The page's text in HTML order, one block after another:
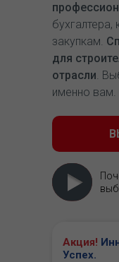
бухгалтера,
закупкам.
для
отрасли.
именно вам.
Акция!
Успех.